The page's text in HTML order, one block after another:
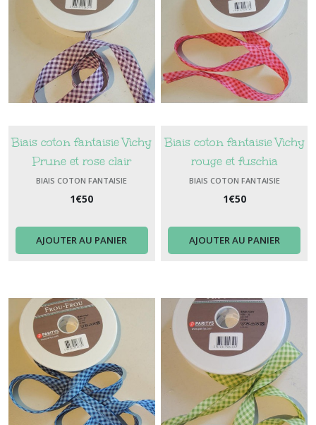
Biais coton fantaisie Vichy
Prune et rose clair
BIAIS COTON FANTAISIE
1€50
AJOUTER AU PANIER
Biais coton fantaisie Vichy
rouge et fuschia
BIAIS COTON FANTAISIE
1€50
AJOUTER AU PANIER